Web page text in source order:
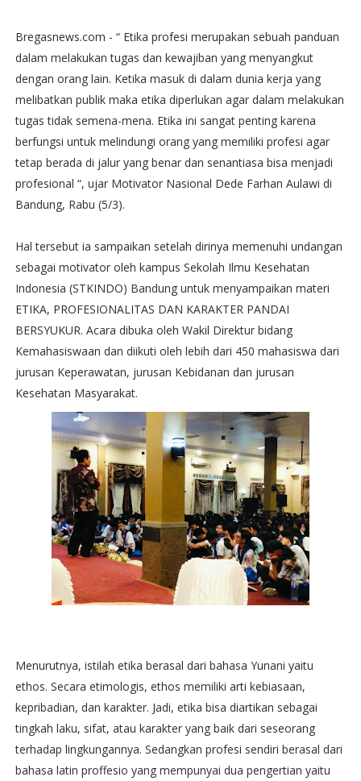
Bregasnews.com - “ Etika profesi merupakan sebuah panduan
dalam melakukan tugas dan kewajiban yang menyangkut
dengan orang lain. Ketika masuk di dalam dunia kerja yang
melibatkan publik maka etika diperlukan agar dalam melakukan
tugas tidak semena-mena. Etika ini sangat penting karena
berfungsi untuk melindungi orang yang memiliki profesi agar
tetap berada di jalur yang benar dan senantiasa bisa menjadi
profesional “, ujar Motivator Nasional Dede Farhan Aulawi di
Bandung, Rabu (5/3).
Hal tersebut ia sampaikan setelah dirinya memenuhi undangan
sebagai motivator oleh kampus Sekolah Ilmu Kesehatan
Indonesia (STKINDO) Bandung untuk menyampaikan materi
ETIKA, PROFESIONALITAS DAN KARAKTER PANDAI
BERSYUKUR. Acara dibuka oleh Wakil Direktur bidang
Kemahasiswaan dan diikuti oleh lebih dari 450 mahasiswa dari
jurusan Keperawatan, jurusan Kebidanan dan jurusan
Kesehatan Masyarakat.
Menurutnya, istilah etika berasal dari bahasa Yunani yaitu
ethos. Secara etimologis, ethos memiliki arti kebiasaan,
kepribadian, dan karakter. Jadi, etika bisa diartikan sebagai
tingkah laku, sifat, atau karakter yang baik dari seseorang
terhadap lingkungannya. Sedangkan profesi sendiri berasal dari
bahasa latin proffesio yang mempunyai dua pengertian yaitu